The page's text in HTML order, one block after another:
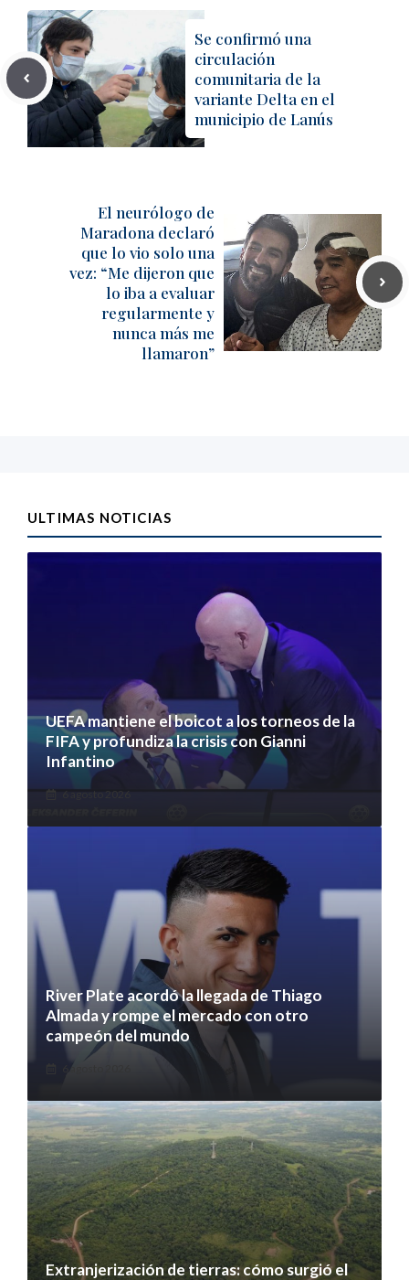
Se confirmó una
circulación
comunitaria de la
variante Delta en el
municipio de Lanús
El neurólogo de
Maradona declaró
que lo vio solo una
vez: “Me dijeron que
lo iba a evaluar
regularmente y
nunca más me
llamaron”
ULTIMAS NOTICIAS
UEFA mantiene el boicot a los torneos de la
FIFA y profundiza la crisis con Gianni
Infantino
6 agosto 2026
River Plate acordó la llegada de Thiago
Almada y rompe el mercado con otro
campeón del mundo
6 agosto 2026
Extranjerización de tierras: cómo surgió el